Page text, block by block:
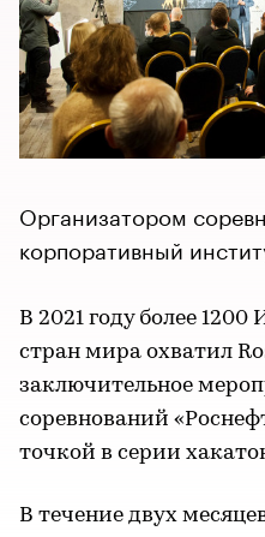
Организатором
корпоративный
В 2021 году более
стран мира охватил
заключительное
соревнований
точкой в серии
В течение двух